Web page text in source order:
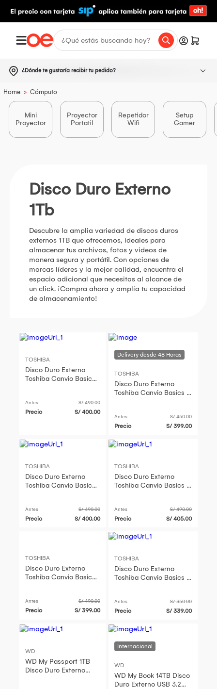
¿Dónde te gustaría recibir tu pedido?
Home > Cómputo
Mini
Proyector
Proyector
Portatil
Repetidor
Wifi
Setup
Gamer
Disco Duro Externo
1Tb
Descubre la amplia variedad de discos duros
externos 1TB que ofrecemos, ideales para
almacenar tus archivos, fotos y videos de
manera segura y portátil. Con opciones de
marcas líderes y la mejor calidad, encuentra el
espacio adicional que necesitas al alcance de
un click. ¡Compra ahora y amplía tu capacidad
de almacenamiento!
TOSHIBA
Disco Duro Externo
Toshiba Canvio Basics 1
Antes S/ 490.00
Precio S/ 400.00
TOSHIBA
Disco Duro Externo
Toshiba Canvio Basics 1
Antes S/ 450.00
Precio S/ 399.00
TOSHIBA
Disco Duro Externo
Toshiba Canvio Basics 1
Antes S/ 490.00
Precio S/ 400.00
TOSHIBA
Disco Duro Externo
Toshiba Canvio Basics 1
Antes S/ 490.00
Precio S/ 405.00
TOSHIBA
Disco Duro Externo
Toshiba Canvio Basics 1
Antes S/ 490.00
Precio S/ 399.00
TOSHIBA
Disco Duro Externo
Toshiba Canvio Basics 1
Antes S/ 350.00
Precio S/ 339.00
WD
WD My Passport 1TB
Disco Duro Externo
WD
WD My Book 14TB Disco
Duro Externo USB 3.2